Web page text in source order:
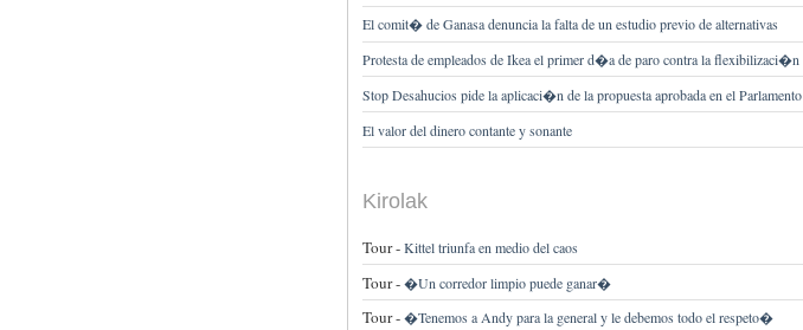
El comit� de Ganasa denuncia la falta de un estudio previo de alternativas
Protesta de empleados de Ikea el primer d�a de paro contra la flexibilizaci�n
Stop Desahucios pide la aplicaci�n de la propuesta aprobada en el Parlamento
El valor del dinero contante y sonante
Kirolak
Tour -Kittel triunfa en medio del caos
Tour -�Un corredor limpio puede ganar�
Tour -�Tenemos a Andy para la general y le debemos todo el respeto�